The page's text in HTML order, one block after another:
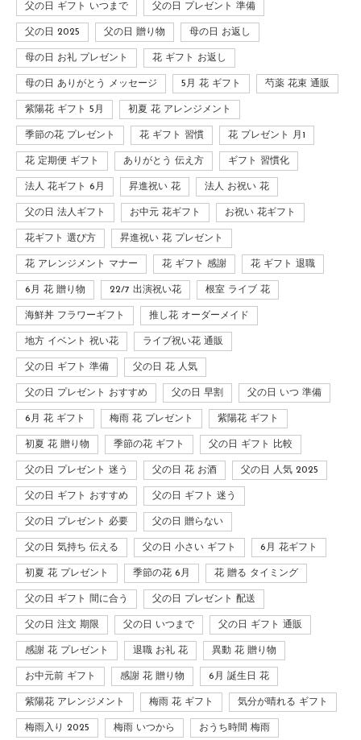
父の日 ギフト いつまで 父の日 プレゼント 準備
父の日 2025 父の日 贈り物 母の日 お返し
母の日 お礼 プレゼント 花 ギフト お返し
母の日 ありがとう メッセージ 5月 花 ギフト 芍薬 花束 通販
紫陽花 ギフト 5月 初夏 花 アレンジメント
季節の花 プレゼント 花 ギフト 習慣 花 プレゼント 月1
花 定期便 ギフト ありがとう 伝え方 ギフト 習慣化
法人 花ギフト 6月 昇進祝い 花 法人 お祝い 花
父の日 法人ギフト お中元 花ギフト お祝い 花ギフト
花ギフト 選び方 昇進祝い 花 プレゼント
花 アレンジメント マナー 花 ギフト 感謝 花 ギフト 退職
6月 花 贈り物 22/7 出演祝い花 根室 ライブ 花
海鮮丼 フラワーギフト 推し花 オーダーメイド
地方 イベント 祝い花 ライブ祝い花 通販
父の日 ギフト 準備 父の日 花 人気
父の日 プレゼント おすすめ 父の日 早割 父の日 いつ 準備
6月 花 ギフト 梅雨 花 プレゼント 紫陽花 ギフト
初夏 花 贈り物 季節の花 ギフト 父の日 ギフト 比較
父の日 プレゼント 迷う 父の日 花 お酒 父の日 人気 2025
父の日 ギフト おすすめ 父の日 ギフト 迷う
父の日 プレゼント 必要 父の日 贈らない
父の日 気持ち 伝える 父の日 小さい ギフト 6月 花ギフト
初夏 花 プレゼント 季節の花 6月 花 贈る タイミング
父の日 ギフト 間に合う 父の日 プレゼント 配送
父の日 注文 期限 父の日 いつまで 父の日 ギフト 通販
感謝 花 プレゼント 退職 お礼 花 異動 花 贈り物
お中元前 ギフト 感謝 花 贈り物 6月 誕生日 花
紫陽花 アレンジメント 梅雨 花 ギフト 気分が晴れる ギフト
梅雨入り 2025 梅雨 いつから おうち時間 梅雨